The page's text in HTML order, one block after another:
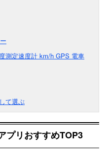
測定速度計 km/h GPS 電車
て選ぶ
プリおすすめTOP3